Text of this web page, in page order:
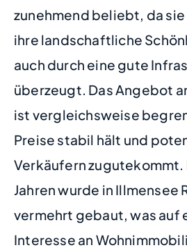
zunehmend beliebt, da
ihre landschaftliche
auch durch eine gute
überzeugt. Das Angebot
ist vergleichsweise
Preise stabil hält und
Verkäufern zugutekommt.
Jahren wurde in Illmensee
vermehrt gebaut, was auf
Interesse an